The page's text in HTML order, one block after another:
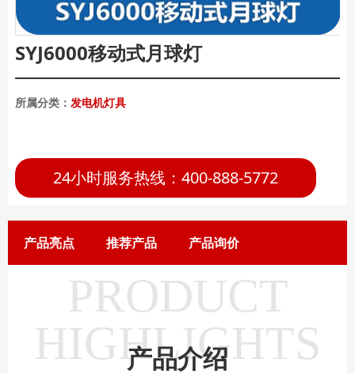
SYJ6000移动式月球灯
所属分类： 发电机灯具
24小时服务热线：400-888-5772
产品亮点 推荐产品 产品询价
PRODUCT
HIGHLIGHTS
产品介绍